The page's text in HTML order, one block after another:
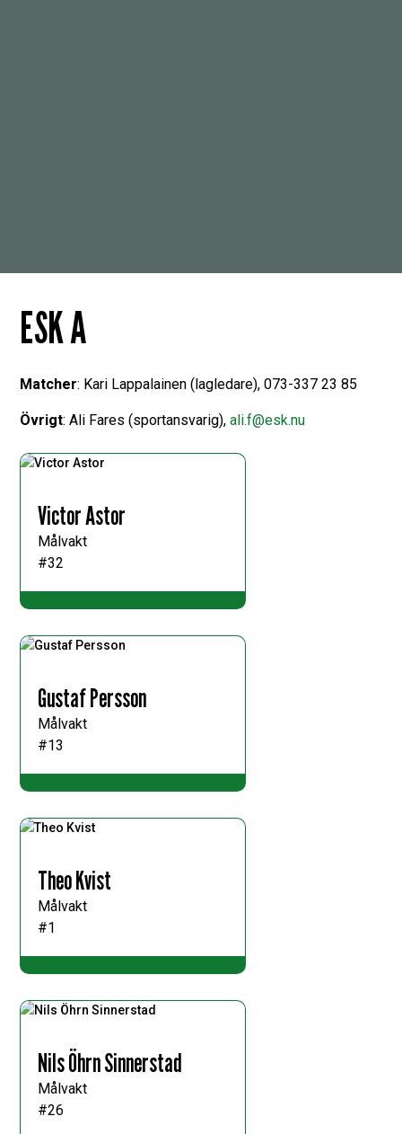
ESK A
Matcher: Kari Lappalainen (lagledare), 073-337 23 85
Övrigt: Ali Fares (sportansvarig),ali.f@esk.nu
Victor Astor
Målvakt
#32
Gustaf Persson
Målvakt
#13
Theo Kvist
Målvakt
#1
Nils Öhrn Sinnerstad
Målvakt
#26